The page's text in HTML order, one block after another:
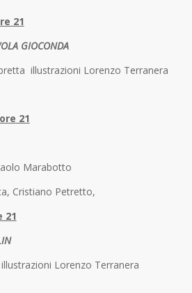
21
GIOCONDA
illustrazioni Lorenzo Terranera
21
Marabotto
Cristiano Petretto,
21
Lorenzo Terranera